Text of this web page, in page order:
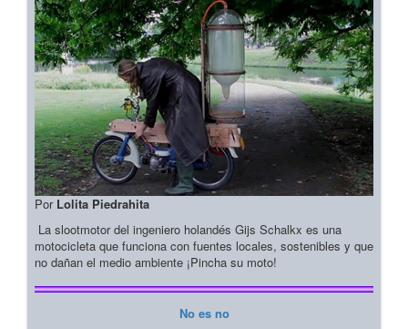
Por Lolita Piedrahita
La slootmotor del ingeniero holandés Gijs Schalkx es una
motocicleta que funciona con fuentes locales, sostenibles y que
no dañan el medio ambiente ¡Pincha su moto!
No es no